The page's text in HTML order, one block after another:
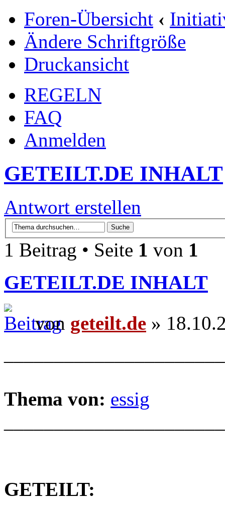
Foren-Übersicht ‹
Ändere Schriftgröße
Druckansicht
REGELN
FAQ
Anmelden
GETEILT.DE INHALT
Antwort erstellen
1 Beitrag • Seite 1 von 1
GETEILT.DE INHALT
von geteilt.de »
Thema von: essig
GETEILT: